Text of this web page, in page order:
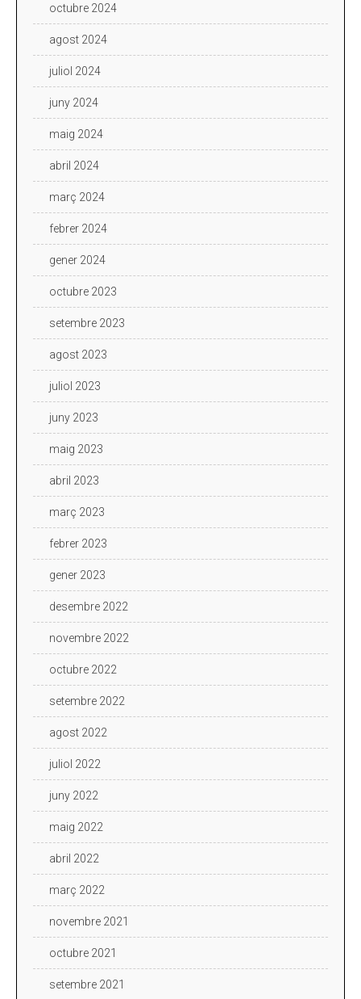
octubre 2024
agost 2024
juliol 2024
juny 2024
maig 2024
abril 2024
març 2024
febrer 2024
gener 2024
octubre 2023
setembre 2023
agost 2023
juliol 2023
juny 2023
maig 2023
abril 2023
març 2023
febrer 2023
gener 2023
desembre 2022
novembre 2022
octubre 2022
setembre 2022
agost 2022
juliol 2022
juny 2022
maig 2022
abril 2022
març 2022
novembre 2021
octubre 2021
setembre 2021